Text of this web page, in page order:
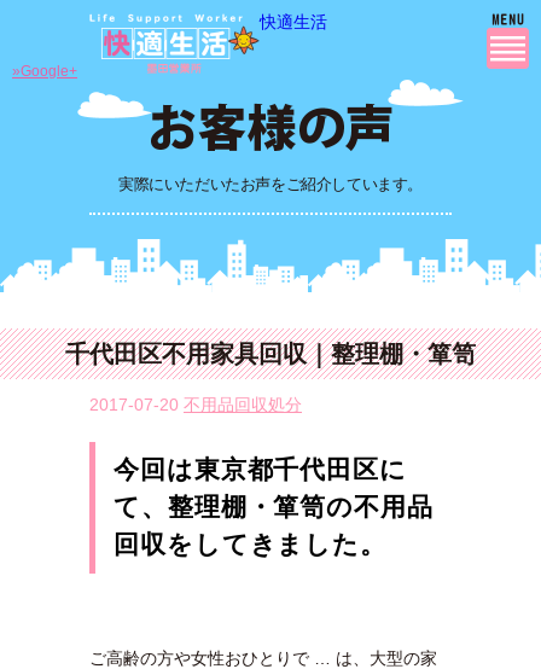
快適生活
実際にいただいたお声をご紹介しています。
»Google+
千代田区不用家具回収｜整理棚・箪笥
2017-07-20 不用品回収処分
今回は東京都千代田区に
て、整理棚・箪笥の不用品
回収をしてきました。
ご高齢の方や女性おひとりで … は、大型の家